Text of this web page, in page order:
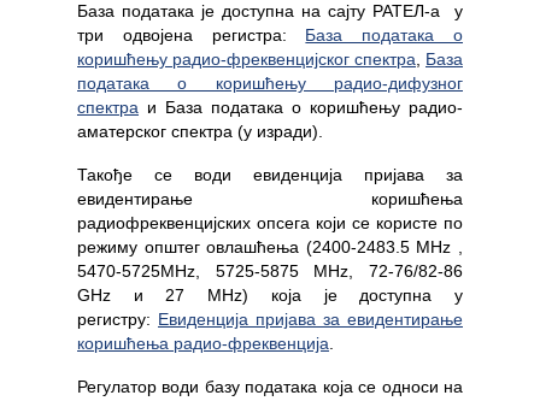
База података је доступна на сајту РАТЕЛ-а у
три одвојена регистра: База података о
коришћењу радио-фреквенцијског спектра
База
података о коришћењу радио-дифузног
спектра и База података о коришћењу радио-
аматерског спектра (у изради).
Такође се води евиденција пријава за
евидентирање коришћења
радиофреквенцијских опсега који се користе по
режиму општег овлашћења (2400-2483.5 MHz ,
5470-5725MHz, 5725-5875 MHz, 72-76/82-86
GHz и 27 MHz) која је доступна у
регистру: Евиденција пријава за евидентирање
коришћења радио-фреквенција
Регулатор води базу података која се односи на